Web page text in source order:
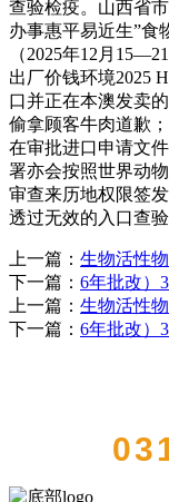
查验检疫。山西省
办事惠平易近生”食
（2025年12月
出厂价钱环境2025
口并正在本澳发卖
偷拿顾客牛肉道歉
在审批进口申请文
署亦会按照世界动
审查来历地权限签
透过无效的入口查验
上一篇： 生物活性
下一篇： 6年批改）
上一篇： 生物活性
下一篇： 6年批改）